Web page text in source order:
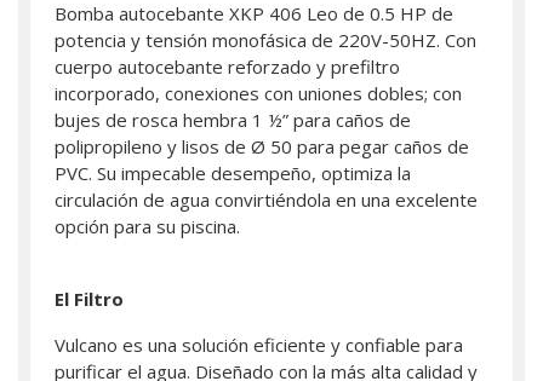
Bomba autocebante XKP 406 Leo de 0.5 HP de
potencia y tensión monofásica de 220V-50HZ. Con
cuerpo autocebante reforzado y prefiltro
incorporado, conexiones con uniones dobles; con
bujes de rosca hembra 1 ½” para caños de
polipropileno y lisos de Ø 50 para pegar caños de
PVC. Su impecable desempeño, optimiza la
circulación de agua convirtiéndola en una excelente
opción para su piscina.
El Filtro
Vulcano es una solución eficiente y confiable para
purificar el agua. Diseñado con la más alta calidad y